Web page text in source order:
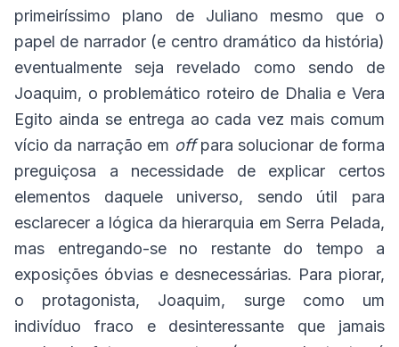
primeiríssimo plano de Juliano mesmo que o
papel de narrador (e centro dramático da história)
eventualmente seja revelado como sendo de
Joaquim, o problemático roteiro de Dhalia e Vera
Egito ainda se entrega ao cada vez mais comum
vício da narração em offpara solucionar de forma
preguiçosa a necessidade de explicar certos
elementos daquele universo, sendo útil para
esclarecer a lógica da hierarquia em Serra Pelada,
mas entregando-se no restante do tempo a
exposições óbvias e desnecessárias. Para piorar,
o protagonista, Joaquim, surge como um
indivíduo fraco e desinteressante que jamais